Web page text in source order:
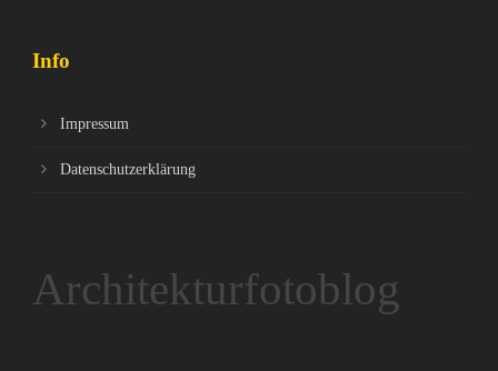
Info
Impressum
Datenschutzerklärung
Architekturfotoblog